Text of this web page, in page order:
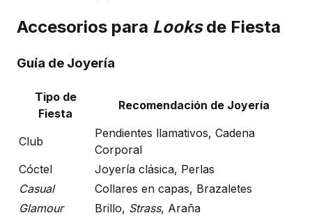
Accesorios para Looksde Fiesta
Guía de Joyería
Tipo de
Fiesta
Recomendación de Joyería
Club
Pendientes llamativos, Cadena
Corporal
Cóctel
Joyería clásica, Perlas
Casual
Collares en capas, Brazaletes
Glamour
Brillo, Strass, Araña